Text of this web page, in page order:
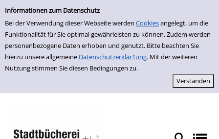
Einfache Suche
Informationen zum Datenschutz
Bei der Verwendung dieser Webseite werden Cookiesangelegt, um die
Funktionalität für Sie optimal gewährleisten zu können. Zudem werden
personenbezogene Daten erhoben und genutzt. Bitte beachten Sie
hierzu unsere allgemeine Datenschutzerklär1ung. Mit der weiteren
Nutzung stimmen Sie diesen Bedingungen zu.
zur Navigation springen
zum Inhalt springen
Zur Detailanzeige springen